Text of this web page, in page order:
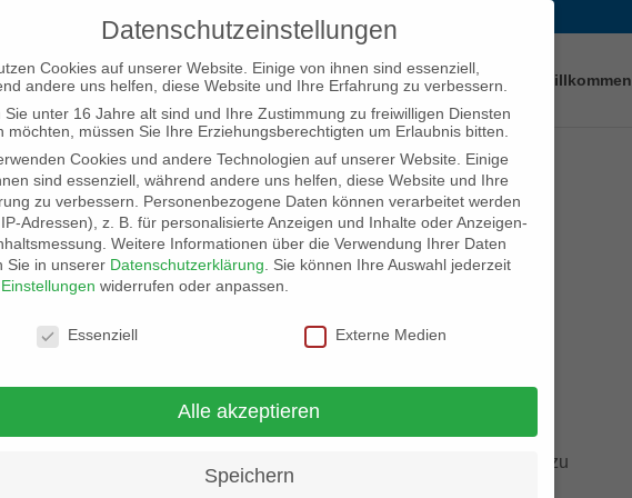
Willkommen
soll die Streichung des Abtreibungsrechts aus dem
hat den Weg freigemacht, um in der Verfassung Frankreichs die
verankern. Im Jahresbericht der EU zu Menschenrechten und
vor. Und die WHO fordert eine vollständige Entkriminalisierung von
von Abtreibung als Menschenrecht und mahnt die Umkehr zu
Datenschutzeinstellungen
Cookies auf unserer Website. Einige von ihnen sind essenziell,
andere uns helfen, diese Website und Ihre Erfahrung zu verbessern.
Sie unter 16 Jahre alt sind und Ihre Zustimmung zu freiwilligen Diensten
möchten, müssen Sie Ihre Erziehungsberechtigten um Erlaubnis bitten.
Cookies und andere Technologien auf unserer Website. Einige
sind essenziell, während andere uns helfen, diese Website und Ihre
zu verbessern.
Personenbezogene Daten können verarbeitet werden
Adressen), z. B. für personalisierte Anzeigen und Inhalte oder Anzeigen-
Weitere Informationen über die Verwendung Ihrer Daten
Sie in unserer Datenschutzerklärung
Sie können Ihre Auswahl jederzeit
Einstellungen widerrufen oder anpassen.
Essenziell
Externe Medien
Alle akzeptieren
Speichern